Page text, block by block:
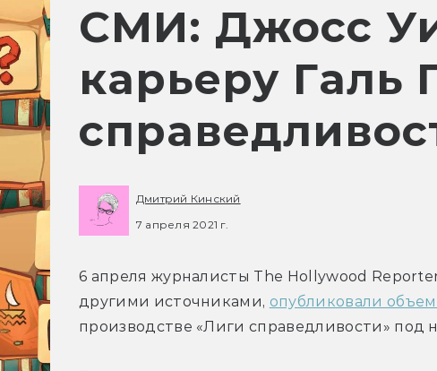
СМИ: Джосс
карьеру Галь
Дмитрий Кинский
7 апреля 2021 г.
6 апреля журналисты The Hollywood
другими источниками, опубликовали
производстве «Лиги справедливости» под